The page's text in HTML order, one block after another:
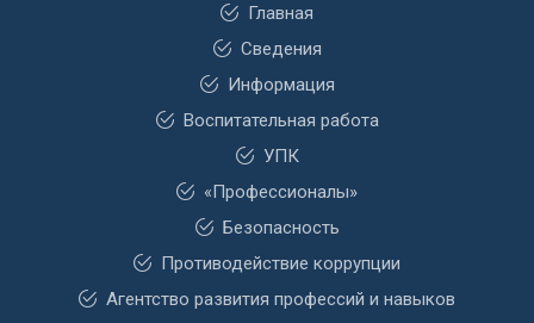
Главная
Сведения
Информация
Воспитательная работа
УПК
«Профессионалы»
Безопасность
Противодействие коррупции
Агентство развития профессий и навыков